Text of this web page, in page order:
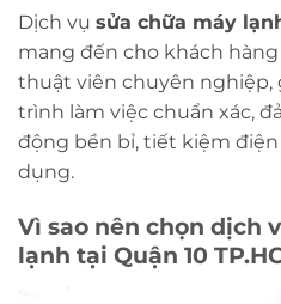
Dịch vụ sửa chữa máy
mang đến cho khách
thuật viên chuyên nghiệp,
trình làm việc chuẩn xác,
động bền bỉ, tiết kiệm
dụng.
Vì sao nên chọn dịch
lạnh tại Quận 10